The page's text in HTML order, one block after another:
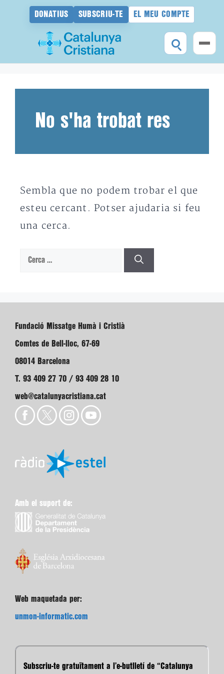
DONATIUS SUBSCRIU-TE EL MEU COMPTE
No s'ha trobat res
Sembla que no podem trobar el que
esteu cercant. Potser ajudaria si feu
una cerca.
Cerca:
Fundació Missatge Humà i Cristià
Comtes de Bell-lloc, 67-69
08014 Barcelona
T. 93 409 27 70 / 93 409 28 10
web@catalunyacristiana.cat
Amb el suport de:
Web maquetada per:
unmon-informatic.com
Subscriu-te gratuïtament a l’e-butlletí de “Catalunya